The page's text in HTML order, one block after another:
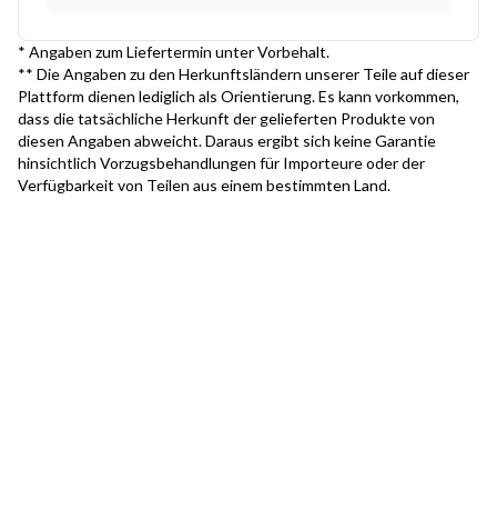
* Angaben zum Liefertermin unter Vorbehalt.
** Die Angaben zu den Herkunftsländern unserer Teile auf dieser
Plattform dienen lediglich als Orientierung. Es kann vorkommen,
dass die tatsächliche Herkunft der gelieferten Produkte von
diesen Angaben abweicht. Daraus ergibt sich keine Garantie
hinsichtlich Vorzugsbehandlungen für Importeure oder der
Verfügbarkeit von Teilen aus einem bestimmten Land.